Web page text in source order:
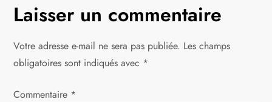
g
a
t
Laisser un commentaire
Votre adresse e-mail ne sera pas publiée. Les champs
obligatoires sont indiqués avec *
Commentaire *